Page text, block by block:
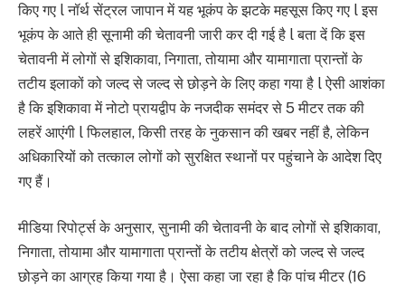
किए गए l नॉर्थ सेंट्रल जापान में यह भूकंप के झटके महसूस किए गए l इस
भूकंप के आते ही सूनामी की चेतावनी जारी कर दी गई है l बता दें कि इस
चेतावनी में लोगों से इशिकावा, निगाता, तोयामा और यामागाता प्रान्तों के
तटीय इलाकों को जल्द से जल्द से छोड़ने के लिए कहा गया है l ऐसी आशंका
है कि इशिकावा में नोटो प्रायद्वीप के नजदीक समंदर से 5 मीटर तक की
लहरें आएंगी l फिलहाल, किसी तरह के नुकसान की खबर नहीं है, लेकिन
अधिकारियों को तत्काल लोगों को सुरक्षित स्थानों पर पहुंचाने के आदेश दिए
गए हैं।
मीडिया रिपोर्ट्स के अनुसार, सुनामी की चेतावनी के बाद लोगों से इशिकावा,
निगाता, तोयामा और यामागाता प्रान्तों के तटीय क्षेत्रों को जल्द से जल्द
छोड़ने का आग्रह किया गया है। ऐसा कहा जा रहा है कि पांच मीटर (16